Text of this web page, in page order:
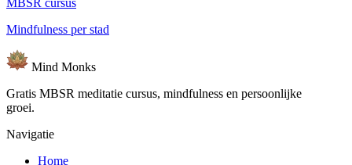
Mindfulness per stad
Mind Monks
Gratis MBSR meditatie cursus, mindfulness en persoonlijke
groei.
Navigatie
Home